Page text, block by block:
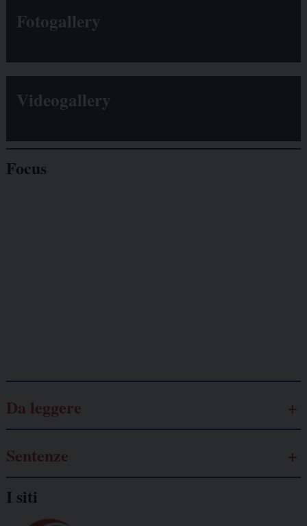
Fotogallery
Videogallery
Focus
Da leggere
Sentenze
I siti